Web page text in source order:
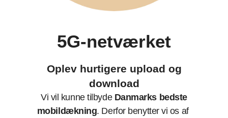
5G-netværket
Oplev hurtigere upload og
download
Vi vil kunne tilbyde Danmarks bedste
mobildækning. Derfor benytter vi os af